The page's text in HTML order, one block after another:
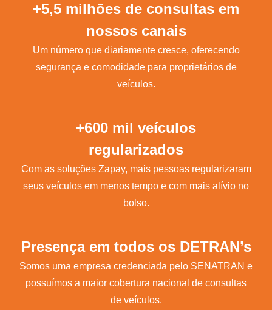
+5,5 milhões de consultas em
nossos canais
Um número que diariamente cresce, oferecendo
segurança e comodidade para proprietários de
veículos.
+600 mil veículos
regularizados
Com as soluções Zapay, mais pessoas regularizaram
seus veículos em menos tempo e com mais alívio no
bolso.
Presença em todos os DETRAN’s
Somos uma empresa credenciada pelo SENATRAN e
possuímos a maior cobertura nacional de consultas
de veículos.